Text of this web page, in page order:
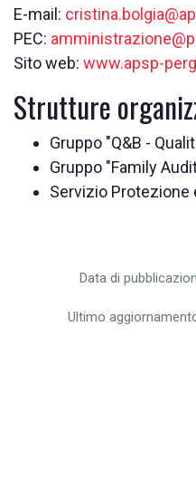
E-mail:
PEC:
Sito web: www.apsp-
Strutture
Gruppo "Q&B -
Gruppo "Family
Servizio Protezione
Data di
Ultimo